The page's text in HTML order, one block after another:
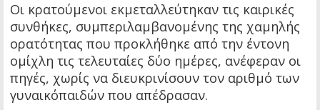
Οι κρατούμενοι εκμεταλλεύτηκαν τις καιρικές
συνθήκες, συμπεριλαμβανομένης της χαμηλής
ορατότητας που προκλήθηκε από την έντονη
ομίχλη τις τελευταίες δύο ημέρες, ανέφεραν οι
πηγές, χωρίς να διευκρινίσουν τον αριθμό των
γυναικόπαιδών που απέδρασαν.